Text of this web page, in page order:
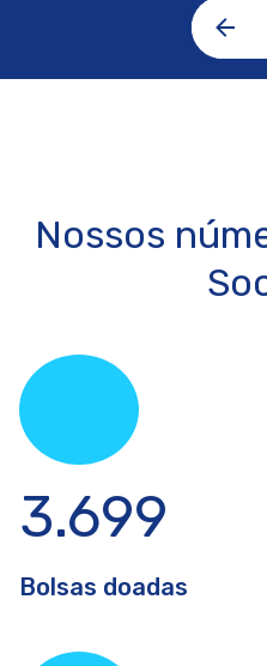
Nossos
3.699
Bolsas doadas